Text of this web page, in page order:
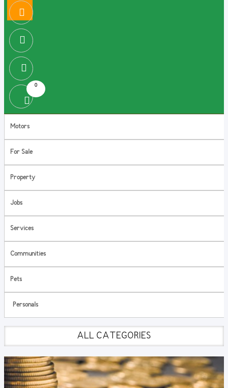
0
Motors
For Sale
Property
Jobs
Services
Communities
Pets
Personals
ALL CATEGORIES